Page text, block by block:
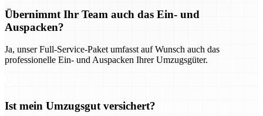
Übernimmt Ihr Team auch das Ein- und
Auspacken?
Ja, unser Full-Service-Paket umfasst auf Wunsch auch das
professionelle Ein- und Auspacken Ihrer Umzugsgüter.
Ist mein Umzugsgut versichert?